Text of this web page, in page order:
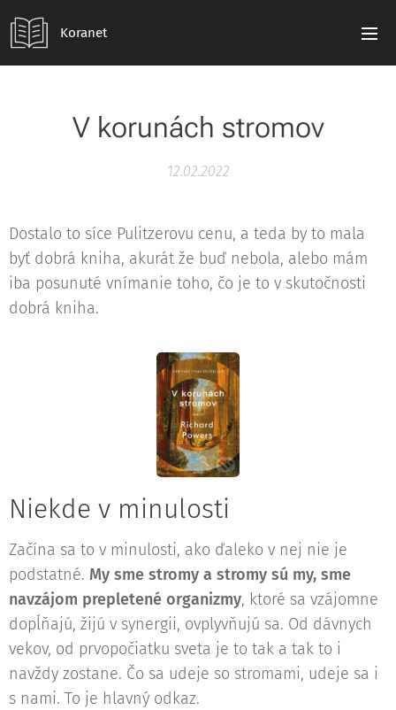
Koranet
V korunách stromov
12.02.2022
Dostalo to síce Pulitzerovu cenu, a teda by to mala
byť dobrá kniha, akurát že buď nebola, alebo mám
iba posunuté vnímanie toho, čo je to v skutočnosti
dobrá kniha.
Niekde v minulosti
Začína sa to v minulosti, ako ďaleko v nej nie je
podstatné. My sme stromy a stromy sú my, sme
navzájom prepletené organizmy, ktoré sa vzájomne
dopĺňajú, žijú v synergii, ovplyvňujú sa. Od dávnych
vekov, od prvopočiatku sveta je to tak a tak to i
navždy zostane. Čo sa udeje so stromami, udeje sa i
s nami. To je hlavný odkaz.